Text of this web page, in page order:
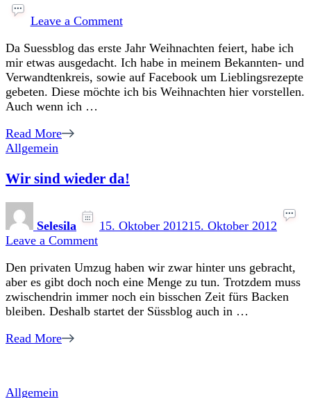
Leave a CommentDer
Backadventskalender
Da Suessblog das erste Jahr Weihnachten feiert, habe ich
mir etwas ausgedacht. Ich habe in meinem Bekannten- und
Verwandtenkreis, sowie auf Facebook um Lieblingsrezepte
gebeten. Diese möchte ich bis Weihnachten hier vorstellen.
Auch wenn ich …
Read More
Allgemein
Wir sind wieder da!
Selesila 15. Oktober 201215. Oktober 2012
Leave a Commenton
sind
wieder
da!
Den privaten Umzug haben wir zwar hinter uns gebracht,
aber es gibt doch noch eine Menge zu tun. Trotzdem muss
zwischendrin immer noch ein bisschen Zeit fürs Backen
bleiben. Deshalb startet der Süssblog auch in …
Read More
Allgemein